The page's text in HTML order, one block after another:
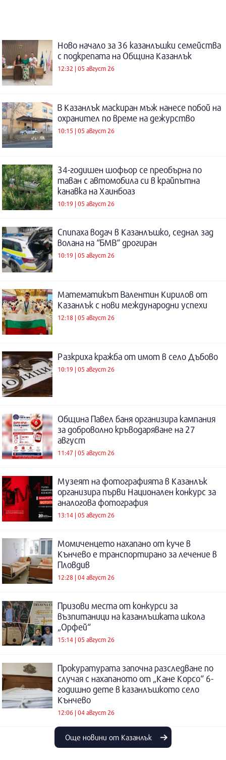
Ново начало за 36 казанлъшки семейства
с подкрепата на Община Казанлък
12:32 | 05 август 26
В Казанлък маскиран мъж нанесе побой на
охранител по време на дежурство
10:15 | 05 август 26
34-годишен шофьор се преобърна по
таван с автомобила си в крайпътна
канавка на Хаинбоаз
10:19 | 05 август 26
Спипаха водач в Казанлъшко, седнал зад
волана на “БМВ“ дрогиран
10:19 | 05 август 26
Математикът Валентин Кирилов от
Казанлък с нови международни успехи
12:18 | 05 август 26
Разкриха кражба от имот в село Дъбово
10:19 | 05 август 26
Община Павел баня организира кампания
за доброволно кръводаряване на 27
август
11:47 | 05 август 26
Музеят на фотографията в Казанлък
организира първи Национален конкурс за
аналогова фотография
13:14 | 05 август 26
Момиченцето нахапано от куче в
Кънчево е транспортирано за лечение в
Пловдив
12:28 | 04 август 26
Призови места от конкурси за
възпитаници на казанлъшката школа
„Орфей“
15:14 | 05 август 26
Прокуратурата започна разследване по
случая с нахапаното от „Кане Корсо“ 6-
годишно дете в казанлъшкото село
Кънчево
12:06 | 04 август 26
Още новини от Казанлък